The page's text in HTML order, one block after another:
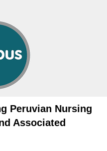
Peruvian Nursing
Associated